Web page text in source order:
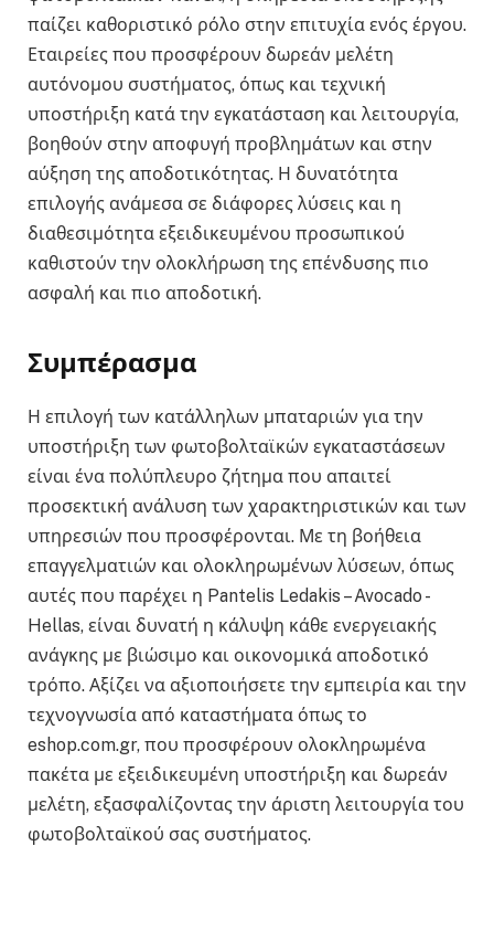
παίζει καθοριστικό ρόλο στην επιτυχία ενός έργου.
Εταιρείες που προσφέρουν δωρεάν μελέτη
αυτόνομου συστήματος, όπως και τεχνική
υποστήριξη κατά την εγκατάσταση και λειτουργία,
βοηθούν στην αποφυγή προβλημάτων και στην
αύξηση της αποδοτικότητας. Η δυνατότητα
επιλογής ανάμεσα σε διάφορες λύσεις και η
διαθεσιμότητα εξειδικευμένου προσωπικού
καθιστούν την ολοκλήρωση της επένδυσης πιο
ασφαλή και πιο αποδοτική.
Συμπέρασμα
Η επιλογή των κατάλληλων μπαταριών για την
υποστήριξη των φωτοβολταϊκών εγκαταστάσεων
είναι ένα πολύπλευρο ζήτημα που απαιτεί
προσεκτική ανάλυση των χαρακτηριστικών και των
υπηρεσιών που προσφέρονται. Με τη βοήθεια
επαγγελματιών και ολοκληρωμένων λύσεων, όπως
αυτές που παρέχει η Pantelis Ledakis – Avocado -
Hellas, είναι δυνατή η κάλυψη κάθε ενεργειακής
ανάγκης με βιώσιμο και οικονομικά αποδοτικό
τρόπο. Αξίζει να αξιοποιήσετε την εμπειρία και την
τεχνογνωσία από καταστήματα όπως το
eshop.com.gr, που προσφέρουν ολοκληρωμένα
πακέτα με εξειδικευμένη υποστήριξη και δωρεάν
μελέτη, εξασφαλίζοντας την άριστη λειτουργία του
φωτοβολταϊκού σας συστήματος.